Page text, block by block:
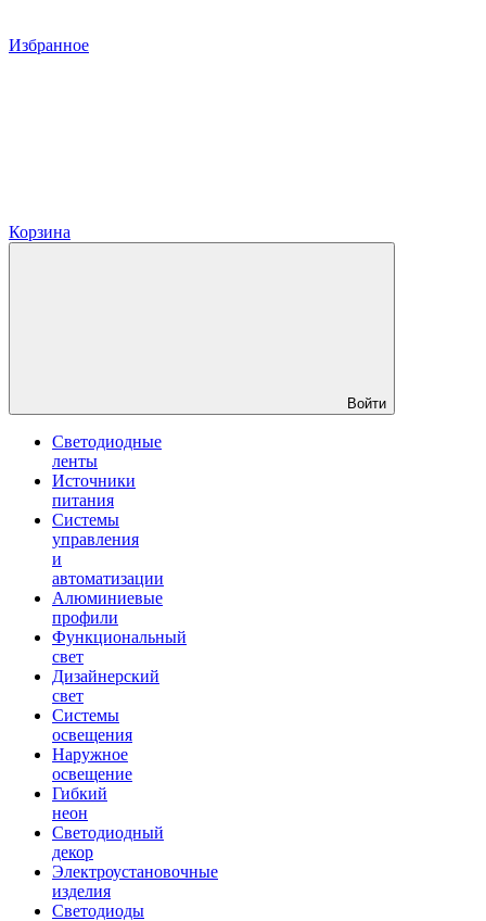
Избранное
Корзина
Войти
Светодиодные
ленты
Источники
питания
Системы
управления
и
автоматизации
Алюминиевые
профили
Функциональный
свет
Дизайнерский
свет
Системы
освещения
Наружное
освещение
Гибкий
неон
Светодиодный
декор
Электроустановочные
изделия
Светодиоды